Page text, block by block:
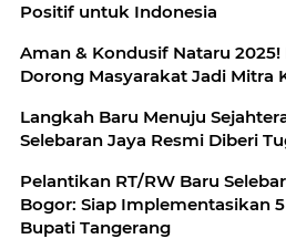
Positif untuk Indonesia
Aman & Kondusif Nataru 2025!
Dorong Masyarakat Jadi Mitra
Langkah Baru Menuju
Selebaran Jaya Resmi Diberi
Pelantikan RT/RW Baru
Bogor: Siap Implementasikan 5 Program Unggulan
Bupati Tangerang